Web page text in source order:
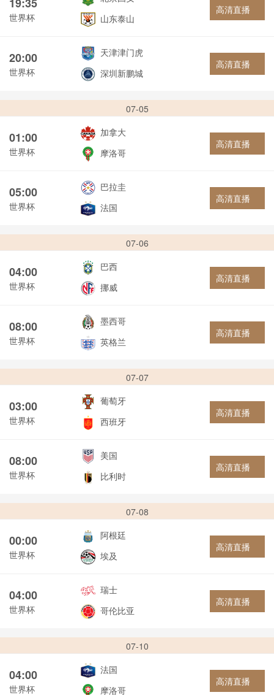
世界杯
山东泰山
高清直播
20:00
世界杯
天津津门虎
深圳新鹏城
高清直播
07-05
01:00
世界杯
加拿大
摩洛哥
高清直播
05:00
世界杯
巴拉圭
法国
高清直播
07-06
04:00
世界杯
巴西
挪威
高清直播
08:00
世界杯
墨西哥
英格兰
高清直播
07-07
03:00
世界杯
葡萄牙
西班牙
高清直播
08:00
世界杯
美国
比利时
高清直播
07-08
00:00
世界杯
阿根廷
埃及
高清直播
04:00
世界杯
瑞士
哥伦比亚
高清直播
07-10
04:00
世界杯
法国
摩洛哥
高清直播